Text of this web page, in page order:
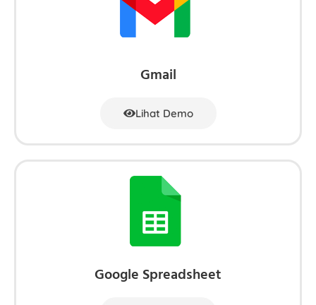
Gmail
Lihat Demo
Google Spreadsheet